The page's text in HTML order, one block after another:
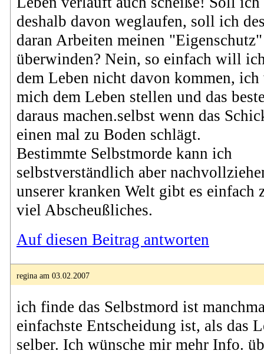
deshalb davon weglaufen, soll ich
daran Arbeiten meinen
überwinden? Nein, so einfach will
dem Leben nicht davon kommen,
mich dem Leben stellen und das
daraus machen.selbst wenn das
einen mal zu Boden schlägt.
Bestimmte Selbstmorde kann ich
selbstverständlich aber
unserer kranken Welt gibt es einfach
viel Abscheußliches.
Auf diesen Beitrag antworten
regina am 03.02.2007
ich finde das Selbstmord ist
einfachste Entscheidung ist, als das
selber. Ich wünsche mir mehr Info.